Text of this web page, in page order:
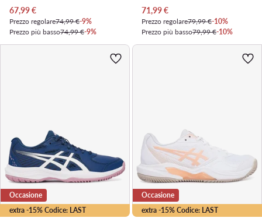
Prezzo attuale
67,99€
Prezzo regolare74,99 €-9%
Prezzo più basso74,99 €-9%
Prezzo attuale
71,99€
Prezzo regolare79,99 €-10%
Prezzo più basso79,99 €-10%
extra -15% Codice: LAST
Occasione
extra -15% Codice: LAST
Occasione